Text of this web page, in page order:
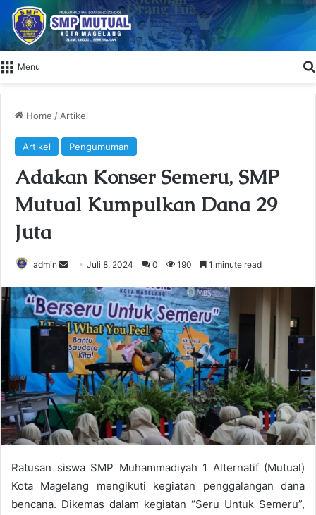
Menu
Home / Artikel
Artikel Pengumuman
Adakan Konser Semeru, SMP
Mutual Kumpulkan Dana 29
Juta
admin
n
d
a
n
e
m
a
l
Juli 8, 2024 0 190 1 minute read
Ratusan siswa SMP Muhammadiyah 1 Alternatif (Mutual)
Kota Magelang mengikuti kegiatan penggalangan dana
bencana. Dikemas dalam kegiatan “Seru Untuk Semeru”,